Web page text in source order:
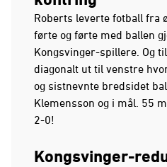
Roberts leverte fotball fra
førte og førte med ballen
Kongsvinger-spillere. Og
diagonalt ut til venstre
og sistnevnte bredsidet
Klemensson og i mål. 55
2-0!
Kongsvinger-